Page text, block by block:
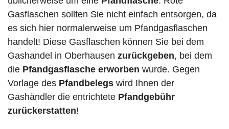
Gasflaschen sollten Sie nicht einfach entsorgen, da
es sich hier normalerweise um Pfandgasflaschen
handelt! Diese Gasflaschen können Sie bei dem
Gashandel in Oberhausen zurückgeben, bei dem
die Pfandgasflasche erworben wurde. Gegen
Vorlage des Pfandbelegs wird Ihnen der
Gashändler die entrichtete Pfandgebühr
zurückerstatten!